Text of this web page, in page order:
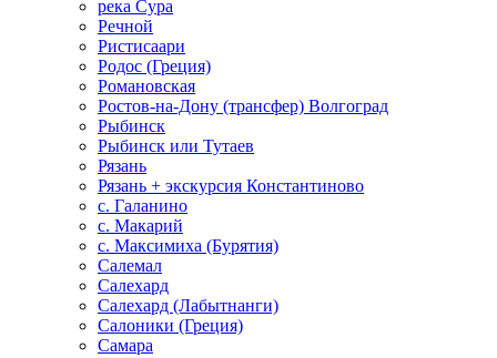
река Сура
Речной
Ристисаари
Родос (Греция)
Романовская
Ростов-на-Дону (трансфер) Волгоград
Рыбинск
Рыбинск или Тутаев
Рязань
Рязань + экскурсия Константиново
с. Галанино
с. Макарий
с. Максимиха (Бурятия)
Салемал
Салехард
Салехард (Лабытнанги)
Салоники (Греция)
Самара